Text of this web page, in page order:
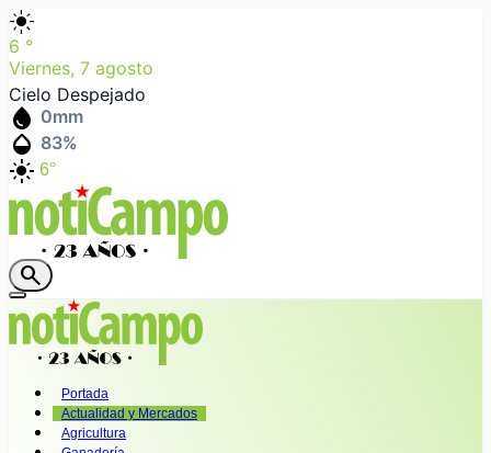
light_mode
6 °
Viernes, 7 agosto
Cielo Despejado
water_drop 0mm
humidity_mid 83%
light_mode 6°
search
Portada
Actualidad y Mercados
Agricultura